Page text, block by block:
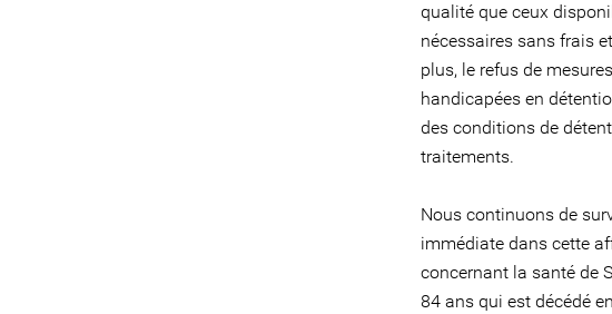
qualité que ceux
nécessaires sans frais
plus, le refus de
handicapées en
des conditions de
traitements.
Nous continuons de
immédiate dans cette
concernant la santé de
84 ans qui est décédé